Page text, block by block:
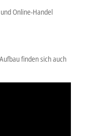
Online-Handel
finden sich auch